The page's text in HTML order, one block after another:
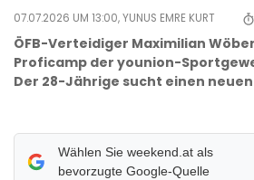
07.07.2026 UM 13:00,YUNUS EMRE KURT
ÖFB-Verteidiger Maximilian
Proficamp der younion-
Der 28-Jährige sucht einen
Wählen Sie weekend.at als
bevorzugte Google-Quelle